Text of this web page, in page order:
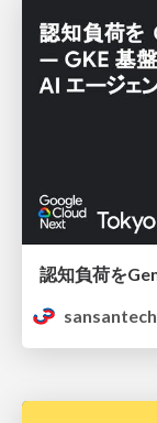
sansantech